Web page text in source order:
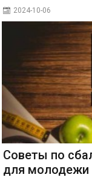
2024-10-06
Советы по
для молодежи